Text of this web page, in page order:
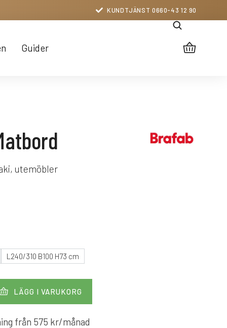
KUNDTJÄNST 0660-43 12 90
Guider
utemöbler
L240/310 B100 H73 cm
LÄGG I VARUKORG
från 575 kr/månad